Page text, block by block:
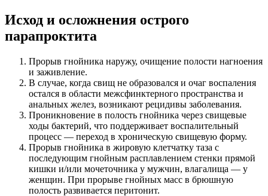
Исход и осложнения острого
парапроктита
Прорыв гнойника наружу, очищение полости нагноения
и заживление.
В случае, когда свищ не образовался и очаг воспаления
остался в области межсфинктерного пространства и
анальных желез, возникают рецидивы заболевания.
Проникновение в полость гнойника через свищевые
ходы бактерий, что поддерживает воспалительный
процесс — переход в хроническую свищевую форму.
Прорыв гнойника в жировую клетчатку таза с
последующим гнойным расплавлением стенки прямой
кишки и/или мочеточника у мужчин, влагалища — у
женщин. При прорыве гнойных масс в брюшную
полость развивается перитонит.